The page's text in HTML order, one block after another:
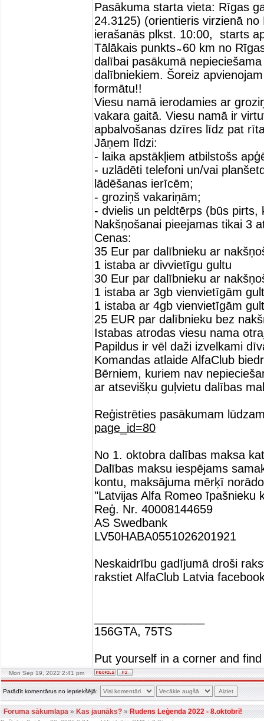
Pasākuma starta vieta: Rīgas
24.3125) (orientieris virzienā
ierašanās plkst. 10:00, starts
Tālākais punkts ̴ 60 km no
dalībai pasākumā
dalībniekiem. Šoreiz
formātu!!
Viesu namā ierodamies ar
vakara gaitā. Viesu namā ir
apbalvošanas dzīres līdz pat
Jāņem līdzi:
- laika apstākļiem atbilstošs
- uzlādēti telefoni un/vai
lādēšanas ierīcēm;
- groziņš vakariņām;
- dvielis un peldtērps (būs pirts,
Nakšņošanai pieejamas tikai 3
Cenas:
35 Eur par dalībnieku ar
1 istaba ar divvietīgu gultu
30 Eur par dalībnieku ar
1 istaba ar 3gb vienvietīgām
1 istaba ar 4gb vienvietīgām
25 EUR par dalībnieku bez
Istabas atrodas viesu nama
Papildus ir vēl daži izvelkami
Komandas atlaide AlfaClub
Bērniem, kuriem nav
ar atsevišķu guļvietu dalības
Reģistrēties pasākumam
page_id=80
No 1. oktobra dalības maksa
Dalības maksu iespējams
kontu, maksājuma mērķī
"Latvijas Alfa Romeo īpašnieku
Reģ. Nr. 40008144659
AS Swedbank
LV50HABA0551026201921
Neskaidrību gadījumā droši
rakstiet AlfaClub Latvia
156GTA, 75TS
Put yourself in a corner and
Mon Sep 19, 2022 2:41 pm
Parādīt komentārus no iepriekšējā:
Foruma sākumlapa»Kas jaunāks?»Rudens Leģenda 2022 - 8.oktobrī!